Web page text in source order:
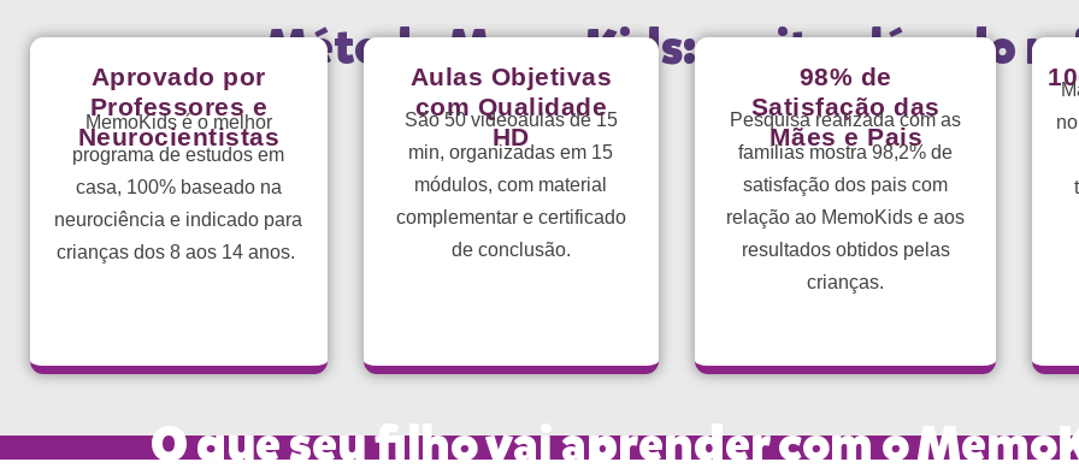
Método MemoKids: muito além do
Aprovado por
Professores e
Neurocientistas
MemoKids é o melhor
programa de estudos em
casa, 100% baseado na
neurociência e indicado para
crianças dos 8 aos 14 anos.
Aulas Objetivas
com Qualidade
HD
São 50 videoaulas de 15
min, organizadas em 15
módulos, com material
complementar e certificado
de conclusão.
98% de
Satisfação das
Mães e Pais
Pesquisa realizada com as
famílias mostra 98,2% de
satisfação dos pais com
relação ao MemoKids e aos
resultados obtidos pelas
crianças.
O que seu filho vai aprender com o